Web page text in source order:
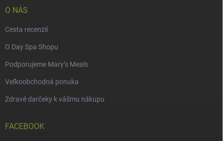
O NÁS
Cesta recenzií
O Day Spa Shopu
Podporujeme Mary’s Meals
Veľkoobchodná ponuka
Zdravé darčeky k vášmu nákupu
FACEBOOK